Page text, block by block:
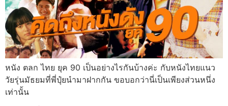
หนัง ตลก ไทย ยุค 90 เป็นอย่างไรกันบ้างค่ะ กับหนังไทยแนว
วัยรุ่นมัธยมที่พี่ปุ๋ยนำมาฝากกัน ขอบอกว่านี่เป็นเพียงส่วนหนึ่ง
เท่านั้น